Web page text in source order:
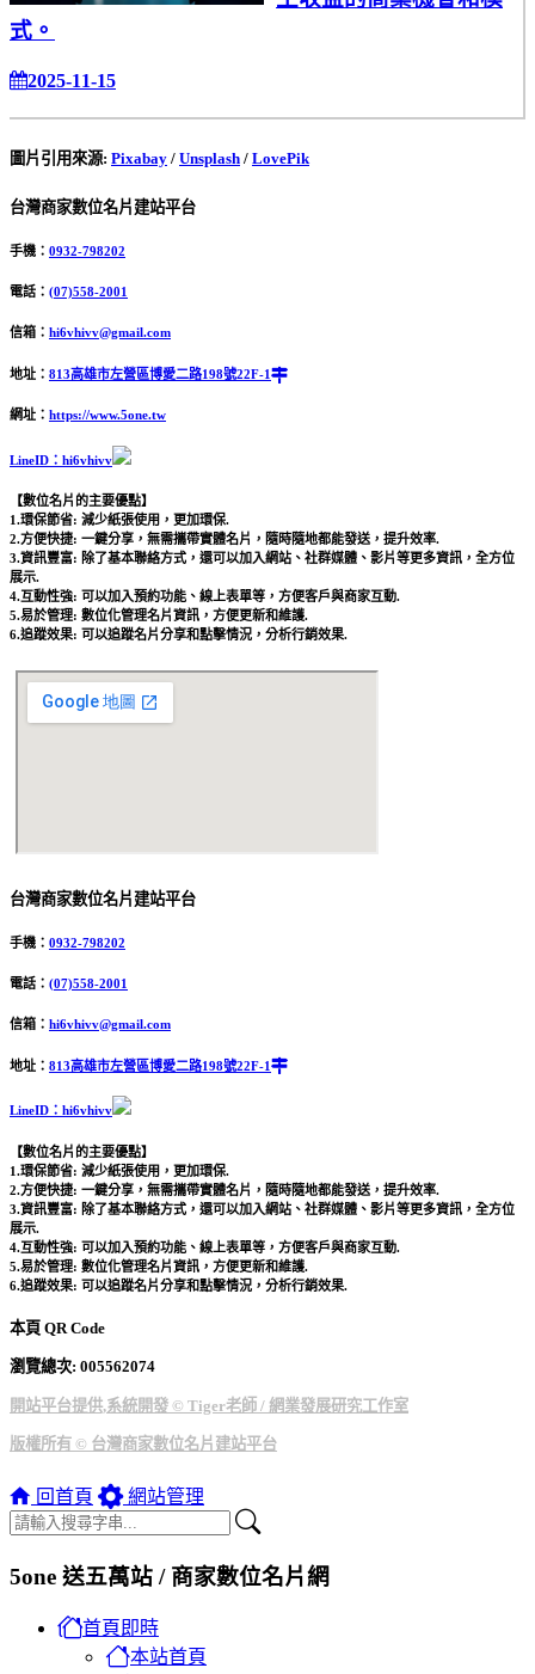
式。
2025-11-15
圖片引用來源: Pixabay / Unsplash / LovePik
台灣商家數位名片建站平台
手機： 0932-798202
電話： (07)558-2001
信箱： hi6vhivv@gmail.com
地址： 813高雄市左營區博愛二路198號22F-1
網址： https://www.5one.tw
LineID：hi6vhivv
【數位名片的主要優點】
1.環保節省: 減少紙張使用，更加環保.
2.方便快捷: 一鍵分享，無需攜帶實體名片，隨時隨地都能發送，提升效率.
3.資訊豐富: 除了基本聯絡方式，還可以加入網站、社群媒體、影片等更多資訊，全方位
展示.
4.互動性強: 可以加入預約功能、線上表單等，方便客戶與商家互動.
5.易於管理: 數位化管理名片資訊，方便更新和維護.
6.追蹤效果: 可以追蹤名片分享和點擊情況，分析行銷效果.
台灣商家數位名片建站平台
手機： 0932-798202
電話： (07)558-2001
信箱： hi6vhivv@gmail.com
地址： 813高雄市左營區博愛二路198號22F-1
LineID：hi6vhivv
【數位名片的主要優點】
1.環保節省: 減少紙張使用，更加環保.
2.方便快捷: 一鍵分享，無需攜帶實體名片，隨時隨地都能發送，提升效率.
3.資訊豐富: 除了基本聯絡方式，還可以加入網站、社群媒體、影片等更多資訊，全方位
展示.
4.互動性強: 可以加入預約功能、線上表單等，方便客戶與商家互動.
5.易於管理: 數位化管理名片資訊，方便更新和維護.
6.追蹤效果: 可以追蹤名片分享和點擊情況，分析行銷效果.
本頁 QR Code
瀏覽總次: 005562074
開站平台提供,系統開發 © Tiger老師 / 網業發展研究工作室
版權所有 © 台灣商家數位名片建站平台
回首頁 網站管理
5one 送五萬站 / 商家數位名片網
首頁即時
本站首頁